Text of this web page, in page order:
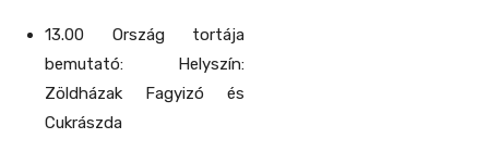
13.00 Ország tortája
bemutató: Helyszín:
Zöldházak Fagyizó és
Cukrászda